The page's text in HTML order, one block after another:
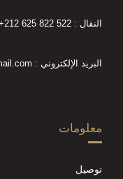
النقال : 625 822 522
البريد الإلكتروني : beoternum@gmail.com
معلومات
توصيل